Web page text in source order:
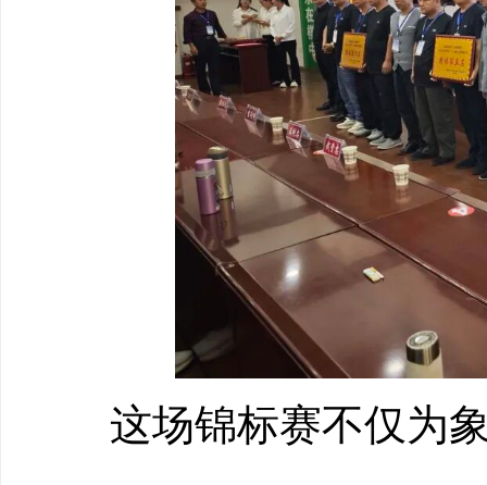
这场锦标赛不仅为象